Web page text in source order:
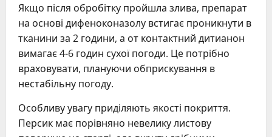
Якщо після обробітку пройшла злива, препарат
на основі дифеноконазолу встигає проникнути в
тканини за 2 години, а от контактний дитианон
вимагає 4-6 годин сухої погоди. Це потрібно
враховувати, плануючи обприскування в
нестабільну погоду.
Особливу увагу приділяють якості покриття.
Персик має порівняно невелику листову